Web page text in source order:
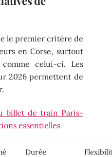
le premier critère de
en Corse, surtout
celui-ci. Les
2026 permettent de
billet de train Paris-
essentielles
Durée